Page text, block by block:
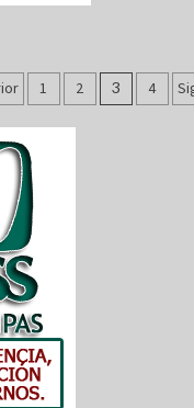
1 2 3 4